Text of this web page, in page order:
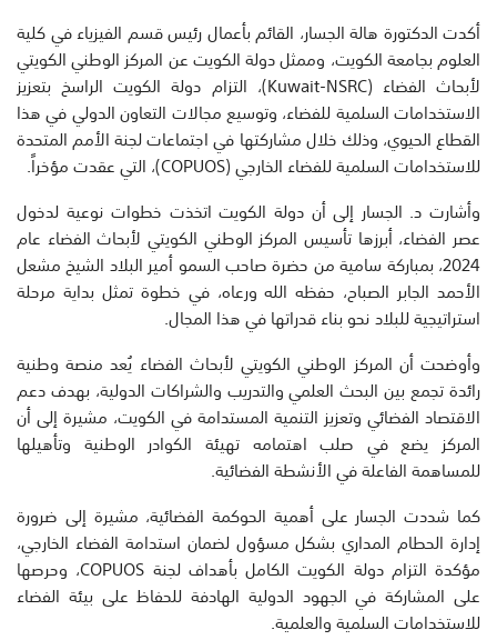
أكدت الدكتورة هالة الجسار، القائم بأعمال رئيس قسم الفيزياء في كلية
العلوم بجامعة الكويت، وممثل دولة الكويت عن المركز الوطني الكويتي
لأبحاث الفضاء (Kuwait-NSRC)، التزام دولة الكويت الراسخ بتعزيز
الاستخدامات السلمية للفضاء، وتوسيع مجالات التعاون الدولي في هذا
القطاع الحيوي، وذلك خلال مشاركتها في اجتماعات لجنة الأمم المتحدة
للاستخدامات السلمية للفضاء الخارجي (COPUOS)، التي عقدت مؤخراً.
وأشارت د. الجسار إلى أن دولة الكويت اتخذت خطوات نوعية لدخول
عصر الفضاء، أبرزها تأسيس المركز الوطني الكويتي لأبحاث الفضاء عام
2024، بمباركة سامية من حضرة صاحب السمو أمير البلاد الشيخ مشعل
الأحمد الجابر الصباح، حفظه الله ورعاه، في خطوة تمثل بداية مرحلة
استراتيجية للبلاد نحو بناء قدراتها في هذا المجال.
وأوضحت أن المركز الوطني الكويتي لأبحاث الفضاء يُعد منصة وطنية
رائدة تجمع بين البحث العلمي والتدريب والشراكات الدولية، بهدف دعم
الاقتصاد الفضائي وتعزيز التنمية المستدامة في الكويت، مشيرة إلى أن
المركز يضع في صلب اهتمامه تهيئة الكوادر الوطنية وتأهيلها
للمساهمة الفاعلة في الأنشطة الفضائية.
كما شددت الجسار على أهمية الحوكمة الفضائية، مشيرة إلى ضرورة
إدارة الحطام المداري بشكل مسؤول لضمان استدامة الفضاء الخارجي،
مؤكدة التزام دولة الكويت الكامل بأهداف لجنة COPUOS، وحرصها
على المشاركة في الجهود الدولية الهادفة للحفاظ على بيئة الفضاء
للاستخدامات السلمية والعلمية.